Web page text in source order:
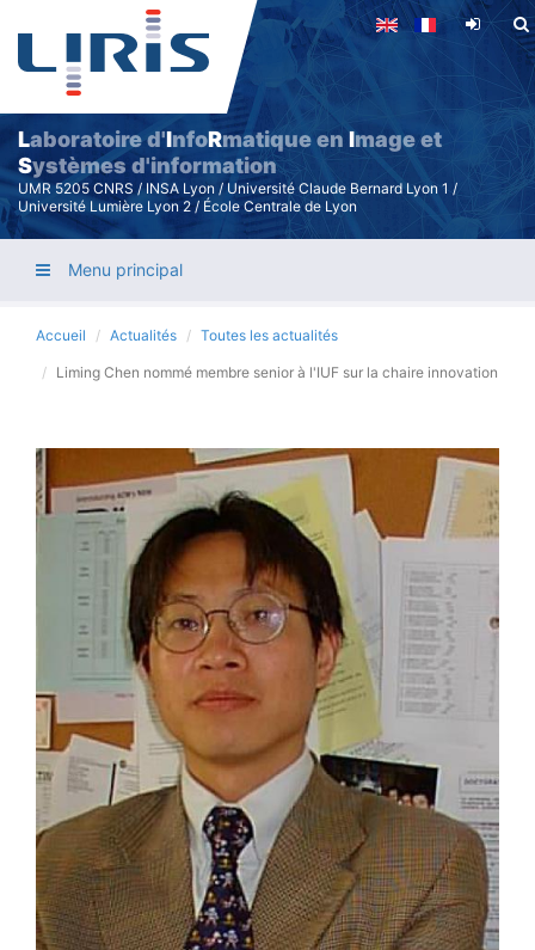
Aller
contenu
principal
Laboratoire d'InfoRmatique en Image et
Systèmes d'information
UMR 5205 CNRS / INSA Lyon / Université Claude Bernard Lyon 1 /
Université Lumière Lyon 2 / École Centrale de Lyon
Menu principal
Accueil Actualités Toutes les actualités
Liming Chen nommé membre senior à l'IUF sur la chaire innovation